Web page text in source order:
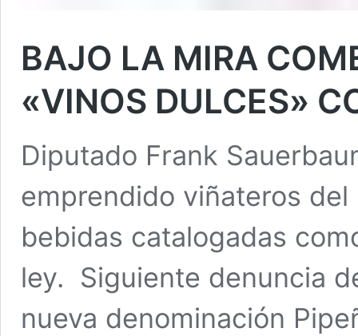
BAJO LA MIRA
«VINOS DULCES»
Diputado Frank
emprendido viñateros
bebidas catalogadas
ley. Siguiente denuncia
nueva denominación